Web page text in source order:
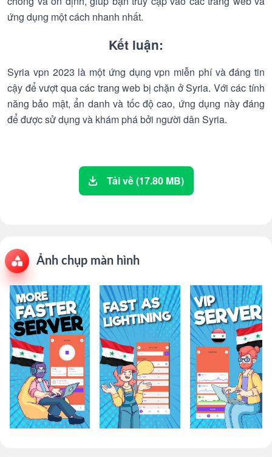
ứng dụng một cách nhanh nhất.
Kết luận:
Syria vpn 2023 là một ứng dụng vpn miễn phí và đáng tin
cậy để vượt qua các trang web bị chặn ở Syria. Với các tính
năng bảo mật, ẩn danh và tốc độ cao, ứng dụng này đáng
để được sử dụng và khám phá bởi người dân Syria.
Tải về (17.80 MB)
Ảnh chụp màn hình